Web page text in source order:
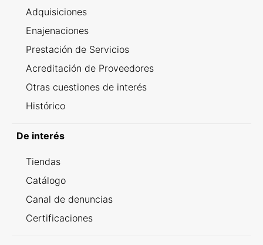
Adquisiciones
Enajenaciones
Prestación de Servicios
Acreditación de Proveedores
Otras cuestiones de interés
Histórico
De interés
Tiendas
Catálogo
Canal de denuncias
Certificaciones